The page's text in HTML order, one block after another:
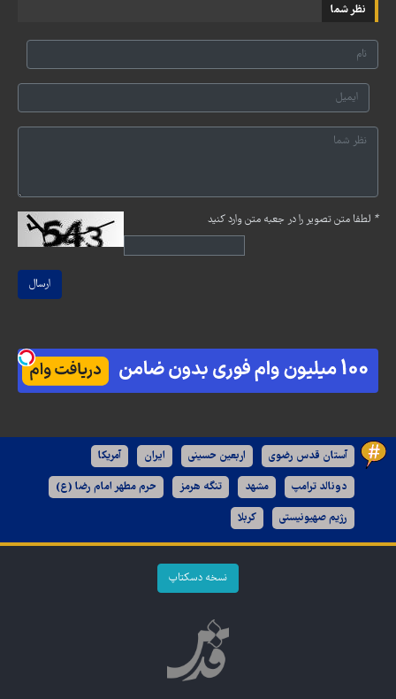
نظر شما
* لطفا متن تصویر را در جعبه متن وارد کنید
ارسال
آستان قدس رضوی اربعین حسینی ایران آمریکا
دونالد ترامپ مشهد تنگه هرمز حرم مطهر امام رضا (ع)
رژیم صهیونیستی کربلا
نسخه دسکتاپ